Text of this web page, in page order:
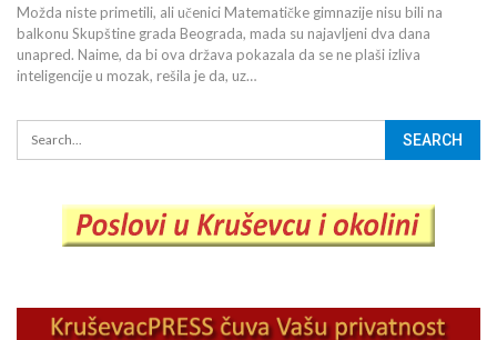
Možda niste primetili, ali učenici Matematičke gimnazije nisu bili na
balkonu Skupštine grada Beograda, mada su najavljeni dva dana
unapred. Naime, da bi ova država pokazala da se ne plaši izliva
inteligencije u mozak, rešila je da, uz…